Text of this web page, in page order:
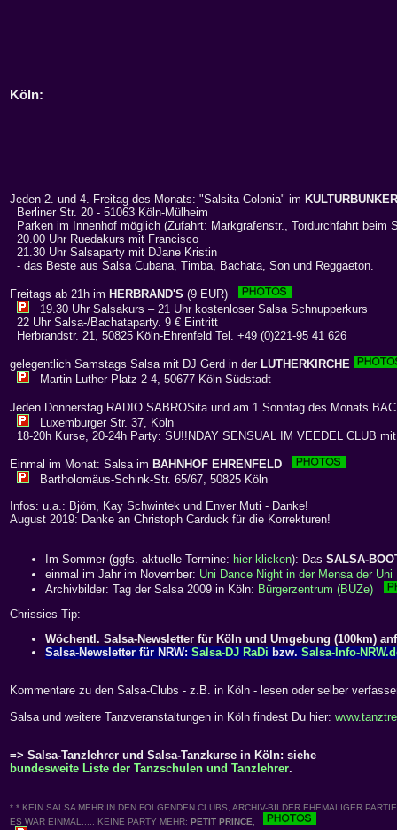
Köln:
Jeden 2. und 4. Freitag des Monats: "Salsita Colonia" im KULTURBUNKER
Berliner Str. 20 - 51063 Köln-Mülheim
Parken im Innenhof möglich (Zufahrt: Markgrafenstr., Tordurchfahrt beim
20.00 Uhr Ruedakurs mit Francisco
21.30 Uhr Salsaparty mit DJane Kristin
- das Beste aus Salsa Cubana, Timba, Bachata, Son und Reggaeton.
Freitags ab 21h im HERBRAND'S (9 EUR)
19.30 Uhr Salsakurs – 21 Uhr kostenloser Salsa Schnupperkurs
22 Uhr Salsa-/Bachataparty. 9 € Eintritt
Herbrandstr. 21, 50825 Köln-Ehrenfeld Tel. +49 (0)221-95 41 626
gelegentlich Samstags Salsa mit DJ Gerd in der LUTHERKIRCHE
Martin-Luther-Platz 2-4, 50677 Köln-Südstadt
Jeden Donnerstag RADIO SABROSita und am 1.Sonntag des Monats
Luxemburger Str. 37, Köln
18-20h Kurse, 20-24h Party: SU!!NDAY SENSUAL IM VEEDEL CLUB
Einmal im Monat: Salsa im BAHNHOF EHRENFELD
Bartholomäus-Schink-Str. 65/67, 50825 Köln
Infos: u.a.: Björn, Kay Schwintek und Enver Muti - Danke!
August 2019: Danke an Christoph Carduck für die Korrekturen!
Im Sommer (ggfs. aktuelle Termine: hier klicken): Das SALSA-
einmal im Jahr im November: Uni Dance Night in der Mensa der
Archivbilder: Tag der Salsa 2009 in Köln: Bürgerzentrum (BÜZe)
Chrissies Tip:
Wöchentl. Salsa-Newsletter für Köln und Umgebung (100km)
Salsa-Newsletter für NRW: Salsa-DJ RaDi bzw. Salsa-Info-
Kommentare zu den Salsa-Clubs - z.B. in Köln - lesen oder selber
Salsa und weitere Tanzveranstaltungen in Köln findest Du hier:
=> Salsa-Tanzlehrer und Salsa-Tanzkurse in Köln: siehe
bundesweite Liste der Tanzschulen und Tanzlehrer.
* * KEIN SALSA MEHR IN DEN FOLGENDEN CLUBS, ARCHIV-BILDER EHEMALIGER
ES WAR EINMAL..... KEINE PARTY MEHR: PETIT PRINCE,